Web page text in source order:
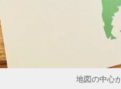
地図の中心